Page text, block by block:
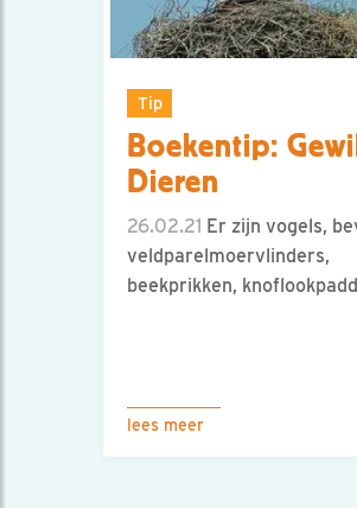
Tip
Boekentip:
Dieren
26.02.21 Er zijn vogels,
veldparelmoervlinders,
beekprikken,
lees meer